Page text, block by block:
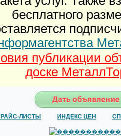
бесплатного
публикации
доске
ЛИСТЫ ИНДЕКС ЦЕН